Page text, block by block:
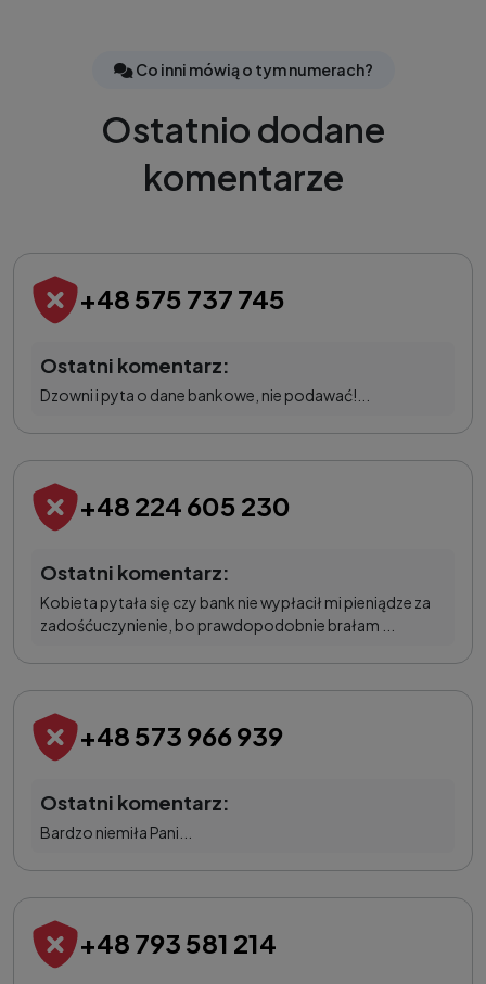
Co inni mówią o tym numerach?
Ostatnio dodane
komentarze
+48 575 737 745
Ostatni komentarz:
Dzowni i pyta o dane bankowe, nie podawać!...
+48 224 605 230
Ostatni komentarz:
Kobieta pytała się czy bank nie wypłacił mi pieniądze za
zadośćuczynienie, bo prawdopodobnie brałam ...
+48 573 966 939
Ostatni komentarz:
Bardzo niemiła Pani...
+48 793 581 214